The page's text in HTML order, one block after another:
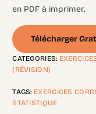
en PDF à imprimer.
Télécharger
CATEGORIES:
(RÉVISION)
TAGS: EXERCICES
STATISTIQUE